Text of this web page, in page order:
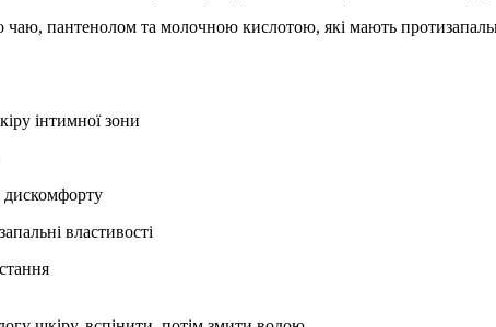
чаю, пантенолом та молочною кислотою, які мають
інтимної зони
дискомфорту
властивості